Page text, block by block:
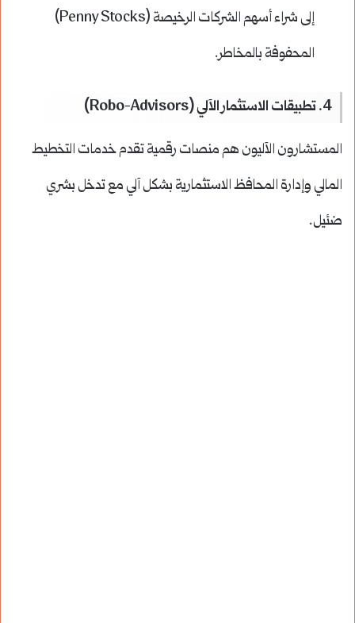
إلى شراء أسهم الشركات الرخيصة (Penny Stocks)
المحفوفة بالمخاطر.
4. تطبيقات الاستثمار الآلي (Robo-Advisors)
المستشارون الآليون هم منصات رقمية تقدم خدمات التخطيط
المالي وإدارة المحافظ الاستثمارية بشكل آلي مع تدخل بشري
ضئيل.